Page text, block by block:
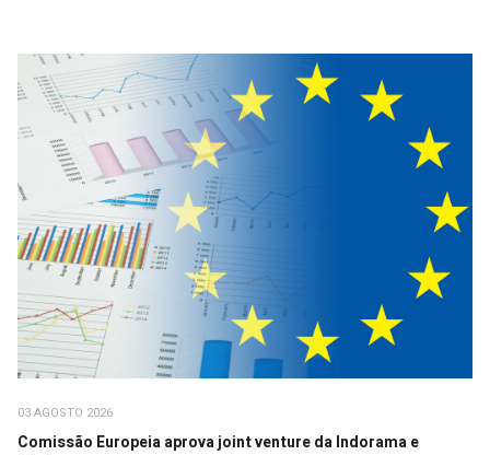
03 AGOSTO 2026
Comissão Europeia aprova joint venture da Indorama e